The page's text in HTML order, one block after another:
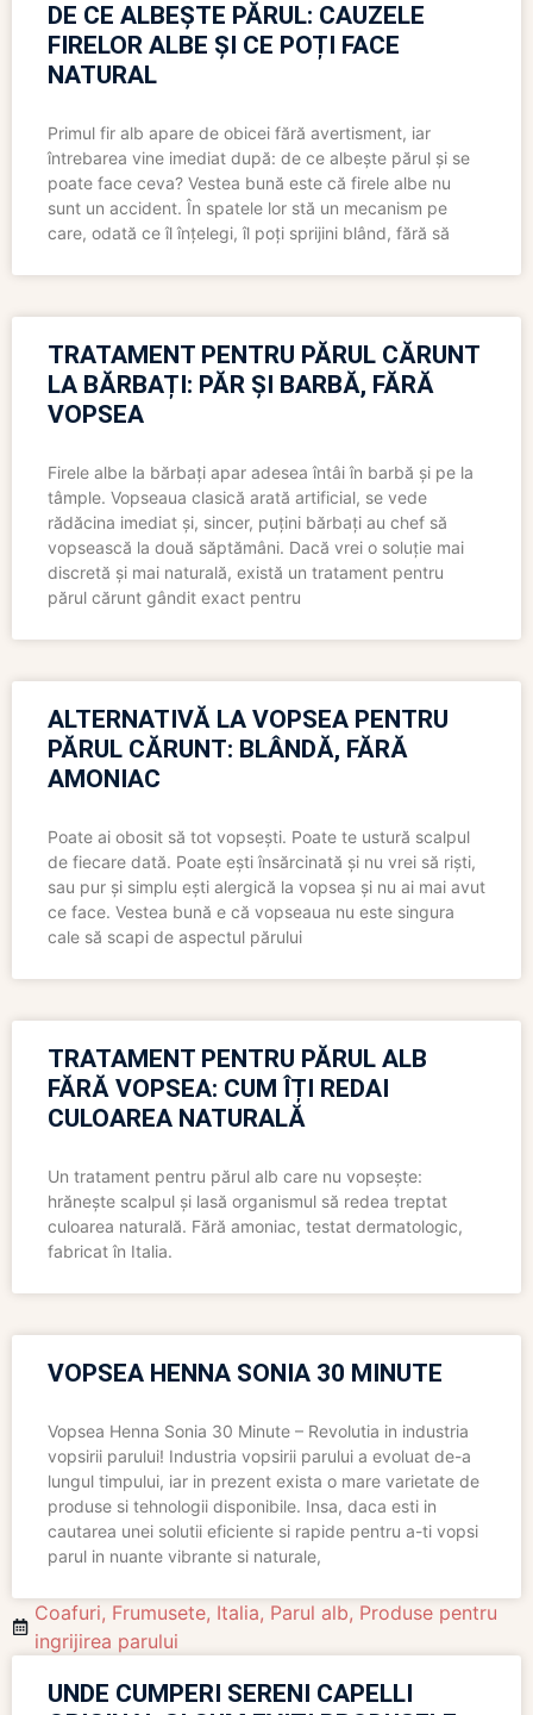
DE CE ALBEȘTE PĂRUL: CAUZELE
FIRELOR ALBE ȘI CE POȚI FACE
NATURAL
Primul fir alb apare de obicei fără avertisment, iar
întrebarea vine imediat după: de ce albește părul și se
poate face ceva? Vestea bună este că firele albe nu
sunt un accident. În spatele lor stă un mecanism pe
care, odată ce îl înțelegi, îl poți sprijini blând, fără să
TRATAMENT PENTRU PĂRUL CĂRUNT
LA BĂRBAȚI: PĂR ȘI BARBĂ, FĂRĂ
VOPSEA
Firele albe la bărbați apar adesea întâi în barbă și pe la
tâmple. Vopseaua clasică arată artificial, se vede
rădăcina imediat și, sincer, puțini bărbați au chef să
vopsească la două săptămâni. Dacă vrei o soluție mai
discretă și mai naturală, există un tratament pentru
părul cărunt gândit exact pentru
ALTERNATIVĂ LA VOPSEA PENTRU
PĂRUL CĂRUNT: BLÂNDĂ, FĂRĂ
AMONIAC
Poate ai obosit să tot vopsești. Poate te ustură scalpul
de fiecare dată. Poate ești însărcinată și nu vrei să riști,
sau pur și simplu ești alergică la vopsea și nu ai mai avut
ce face. Vestea bună e că vopseaua nu este singura
cale să scapi de aspectul părului
TRATAMENT PENTRU PĂRUL ALB
FĂRĂ VOPSEA: CUM ÎȚI REDAI
CULOAREA NATURALĂ
Un tratament pentru părul alb care nu vopsește:
hrănește scalpul și lasă organismul să redea treptat
culoarea naturală. Fără amoniac, testat dermatologic,
fabricat în Italia.
VOPSEA HENNA SONIA 30 MINUTE
Vopsea Henna Sonia 30 Minute – Revolutia in industria
vopsirii parului! Industria vopsirii parului a evoluat de-a
lungul timpului, iar in prezent exista o mare varietate de
produse si tehnologii disponibile. Insa, daca esti in
cautarea unei solutii eficiente si rapide pentru a-ti vopsi
parul in nuante vibrante si naturale,
Coafuri, Frumusete, Italia, Parul alb, Produse pentru
ingrijirea parului
UNDE CUMPERI SERENI CAPELLI